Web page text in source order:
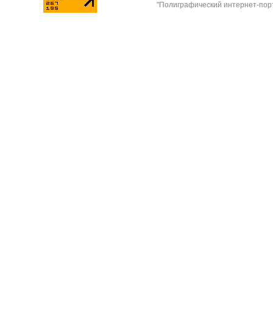
"Полиграфический интернет-